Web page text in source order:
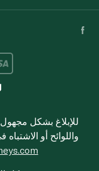
للإبلاغ بشكل
واللوائح أو